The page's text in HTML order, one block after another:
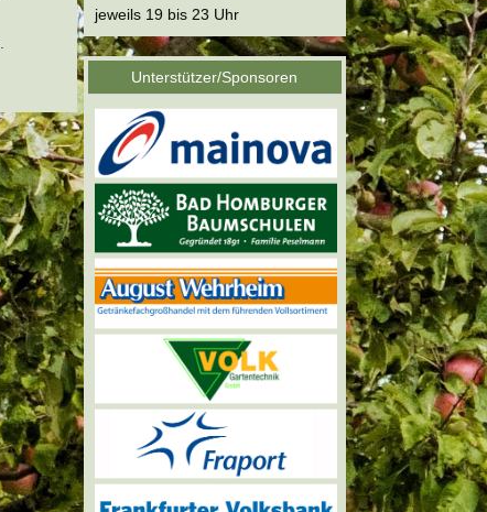
jeweils 19 bis 23 Uhr
Unterstützer/Sponsoren